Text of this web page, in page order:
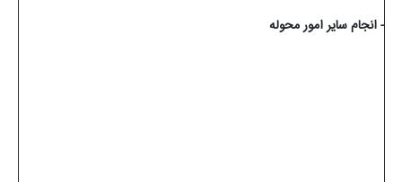
- انجام سایر امور محوله